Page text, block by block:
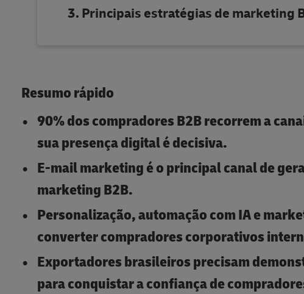
Principais estratégias de marketing
Resumo rápido
90% dos compradores B2B recorrem a
sua presença digital é decisiva.
E-mail marketing é o principal canal de
marketing B2B.
Personalização, automação com IA e
converter compradores corporativos
Exportadores brasileiros precisam
para conquistar a confiança de